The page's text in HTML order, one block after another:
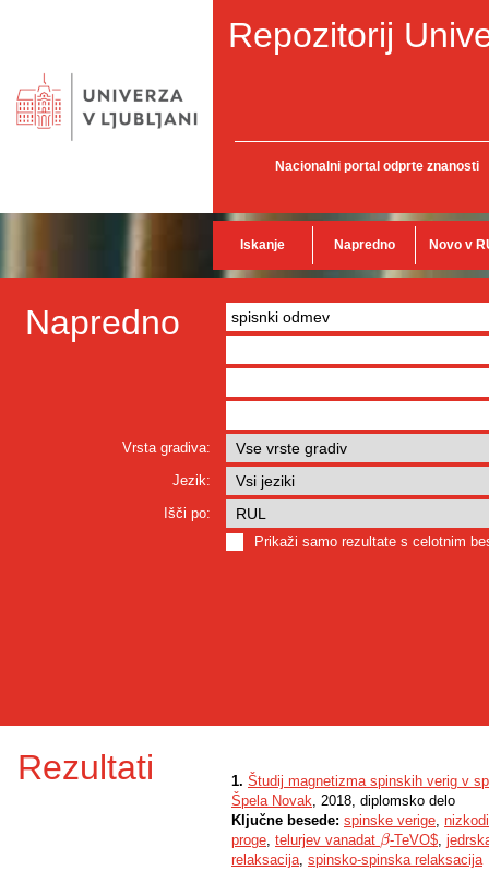
Repozitorij
Nacionalni portal odprte znanosti
Iskanje Napredno Novo v
Napredno
Vrsta gradiva:
Jezik:
Išči po:
Prikaži samo rezultate s celotnim
Rezultati 1. Študij magnetizma spinskih verig v
Špela Novak, 2018, diplomsko delo
Ključne besede: spinske verige,
proge, telurjev vanadat β
β-TeVO$,
relaksacija, spinsko-spinska relaksacija